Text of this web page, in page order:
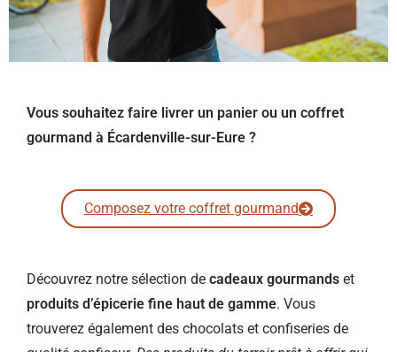
Vous souhaitez faire livrer un panier ou un coffret
gourmand à Écardenville-sur-Eure ?
Composez votre coffret gourmand
Découvrez notre sélection de cadeaux gourmands et
produits d’épicerie fine haut de gamme. Vous
trouverez également des chocolats et confiseries de